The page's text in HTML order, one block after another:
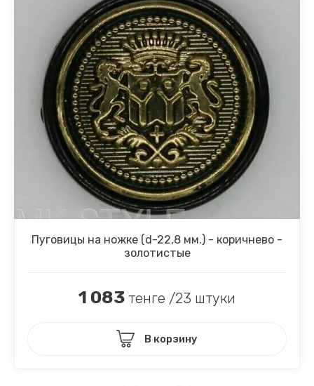
Пуговицы на ножке (d-22,8 мм.) - коричнево -
золотистые
1 083 тенге /23 штуки
В корзину